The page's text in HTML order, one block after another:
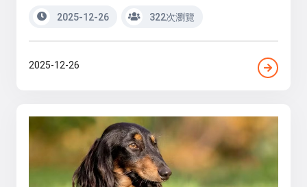
2025-12-26 322次瀏覽
2025-12-26